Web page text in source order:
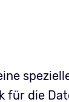
für die